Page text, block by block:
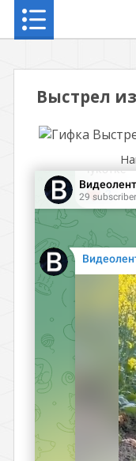
Выстрел